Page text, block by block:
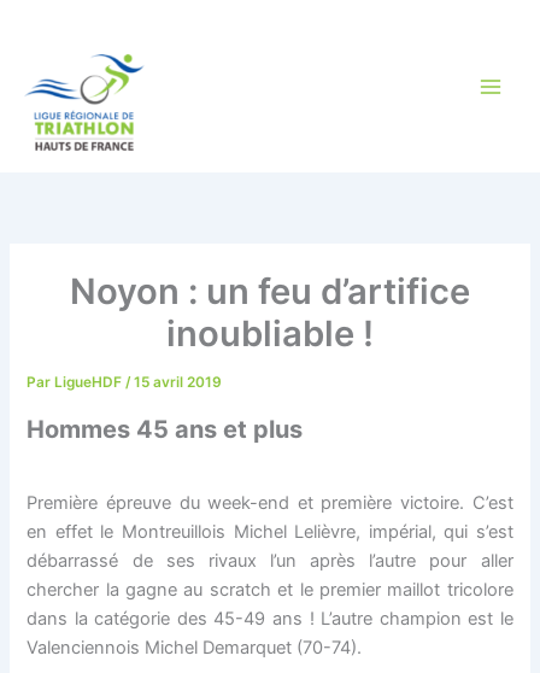
Noyon : un feu d’artifice
inoubliable !
ParLigueHDF /15 avril 2019
Hommes 45 ans et plus
Première épreuve du week-end et première victoire. C’est
en effet le Montreuillois Michel Lelièvre, impérial, qui s’est
débarrassé de ses rivaux l’un après l’autre pour aller
chercher la gagne au scratch et le premier maillot tricolore
dans la catégorie des 45-49 ans ! L’autre champion est le
Valenciennois Michel Demarquet (70-74).